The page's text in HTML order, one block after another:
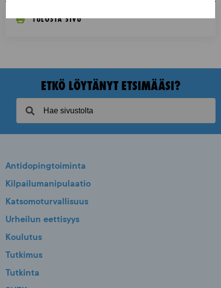
TULOSTA SIVU
ETKÖ LÖYTÄNYT ETSIMÄÄSI?
Antidopingtoiminta
Kilpailumanipulaatio
Katsomoturvallisuus
Urheilun eettisyys
Koulutus
Tutkimus
Tutkinta